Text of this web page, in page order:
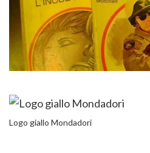
Logo giallo Mondadori